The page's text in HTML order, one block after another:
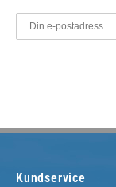
Kundservice